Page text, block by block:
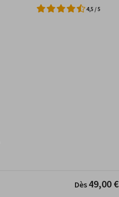
4,5 /5
Dès 49,00 €